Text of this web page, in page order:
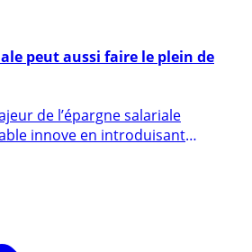
innove en introduisant